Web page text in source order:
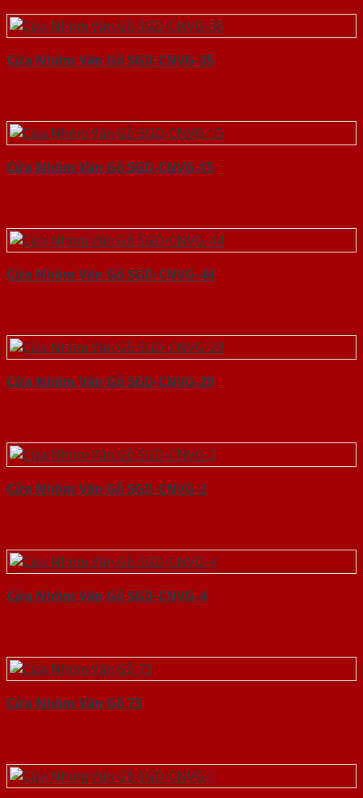
Cửa Nhôm Vân Gỗ SGD-CNVG-35
Cửa Nhôm Vân Gỗ SGD-CNVG-15
Cửa Nhôm Vân Gỗ SGD-CNVG-44
Cửa Nhôm Vân Gỗ SGD-CNVG-29
Cửa Nhôm Vân Gỗ SGD-CNVG-2
Cửa Nhôm Vân Gỗ SGD-CNVG-4
Cửa Nhôm Vân Gỗ 73